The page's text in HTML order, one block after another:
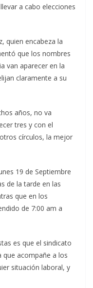
a cabo elecciones
quien encabeza la
que los nombres
van aparecer en la
claramente a su
años, no va
tres y con el
círculos, la mejor
19 de Septiembre
de la tarde en las
que en los
de 7:00 am a
es que el sindicato
acompañe a los
situación laboral, y